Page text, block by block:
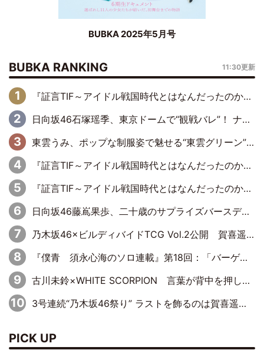
BUBKA 2025年5月号
BUBKA RANKING 11:30更新
『証言TIF～アイドル戦国時代とはなんだったのか～』第6回：でんぱ組.inc・古川未鈴×相沢梨紗「『ハロプロやりたかったな』って言ったら、夢眠ねむさんに『てめえはでんぱ組．incなんだよ！』って肩パンされて(笑)」
日向坂46石塚瑶季、東京ドームで“観戦バレ”！ ナイツ・塙も認めた「巨人に詳しすぎるアイドル」は元VENUSスクール生で杉内コーチ推し⁉
東雲うみ、ポップな制服姿で魅せる“東雲グリーン”の正体
『証言TIF～アイドル戦国時代とはなんだったのか～』第8回：Negicco・Nao☆×Megu×Kaede「東京からオファーが来たのと、梨の皮剥きとどっちが大事なんだって」
『証言TIF～アイドル戦国時代とはなんだったのか～』第10回：さくら学院・武藤彩未×飯田らうら「正直、中3で辞めるというのを信じてなくて。そう言われてはいたけど、嘘でしょって」
日向坂46藤嶌果歩、二十歳のサプライズバースデーに大喜び「頼られる先輩になれるように努力していきたい」
乃木坂46×ビルディバイドTCG Vol.2公開 賀喜遥香＆田村真佑が『京まふ』ステージに登壇
『僕青 須永心海のソロ連載』第18回：「バーゲンセールハンターみうな inしまむら」編
古川未鈴×WHITE SCORPION 言葉が背中を押した“それぞれの決意”
3号連続“乃木坂46祭り” ラストを飾るのは賀喜遥香…5年ぶりの登場に「5年分大人になった私を見ていただけたら」
PICK UP